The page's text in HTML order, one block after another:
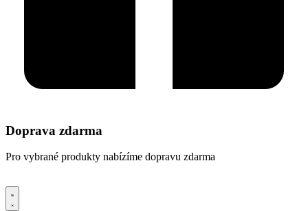
Doprava zdarma
Pro vybrané produkty nabízíme dopravu zdarma